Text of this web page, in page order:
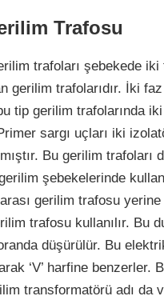
Trafosu
trafoları şebekede iki
gerilim trafolarıdır. İki
tip gerilim trafolarında
sargı uçları iki
Bu gerilim trafoları
şebekelerinde
gerilim trafosu yerine
trafosu kullanılır. Bu
düşürülür. Bu
‘V’ harfine benzerler.
transformatörü adı da